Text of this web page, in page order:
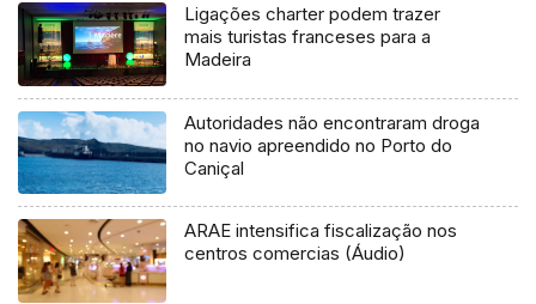
Ligações charter podem trazer
mais turistas franceses para a
Madeira
Autoridades não encontraram droga
no navio apreendido no Porto do
Caniçal
ARAE intensifica fiscalização nos
centros comercias (Áudio)